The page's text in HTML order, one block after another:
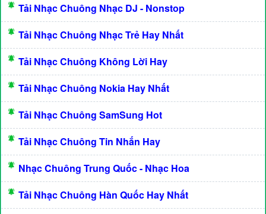
Tải Nhạc Chuông Nhạc DJ - Nonstop
Tải Nhạc Chuông Nhạc Trẻ Hay Nhất
Tải Nhạc Chuông Không Lời Hay
Tải Nhạc Chuông Nokia Hay Nhất
Tải Nhạc Chuông SamSung Hot
Tải Nhạc Chuông Tin Nhắn Hay
Nhạc Chuông Trung Quốc - Nhạc Hoa
Tải Nhạc Chuông Hàn Quốc Hay Nhất